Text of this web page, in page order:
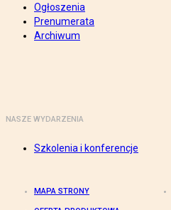
Ogłoszenia
Prenumerata
Archiwum
NASZE WYDARZENIA
Szkolenia i konferencje
MAPA STRONY